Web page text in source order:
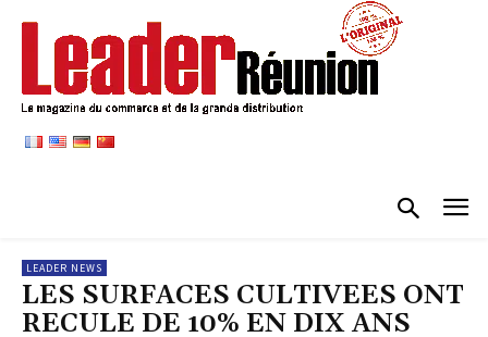
LEADER NEWS
LES SURFACES CULTIVEES ONT
RECULE DE 10% EN DIX ANS